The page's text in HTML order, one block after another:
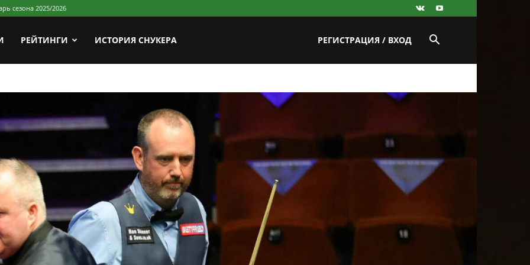
сезона 2025/2026
РЕЙТИНГИ ИСТОРИЯ СНУКЕРА РЕГИСТРАЦИЯ / ВХОД